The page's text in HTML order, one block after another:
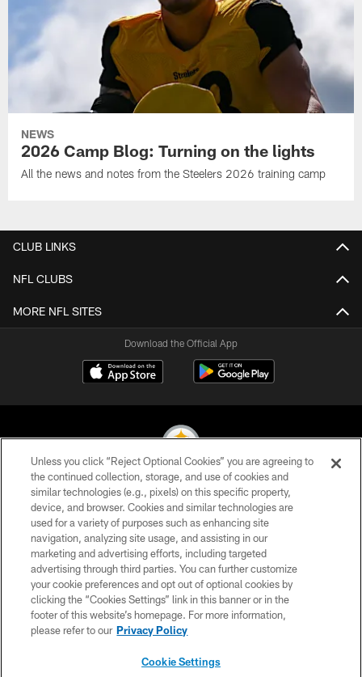
NEWS
2026 Camp Blog: Turning on the lights
All the news and notes from the Steelers 2026 training camp
CLUB LINKS
NFL CLUBS
MORE NFL SITES
Download the Official App
© 2026 Pittsburgh Steelers. All Rights Reserved
PRIVACY POLICY
TERMS OF USE
ACCESSIBILITY
CONTACT US
SITE MAP
Unless you click “Reject Optional Cookies” you are agreeing to
the continued collection, storage, and use of cookies and
similar technologies (e.g., pixels) on this specific property,
device, and browser. Cookies and similar technologies are
used for a variety of purposes such as enhancing site
navigation, analyzing site usage, and assisting in our
marketing and advertising efforts, including targeted
advertising through third parties. You can further customize
your cookie preferences and opt out of optional cookies by
clicking the “Cookies Settings” link in this banner or in the
footer of this website’s homepage. For more information,
please refer to our Privacy Policy
Cookie Settings